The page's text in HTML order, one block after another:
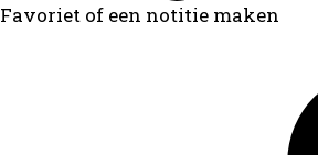
Favoriet of een notitie maken